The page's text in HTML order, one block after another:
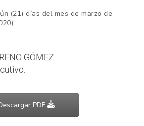
(21) días del mes de marzo de
GÓMEZ
PDF